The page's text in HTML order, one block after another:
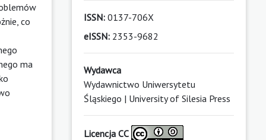
co
ma
ISSN:0137-706X
eISSN:2353-9682
Wydawca
Wydawnictwo Uniwersytetu
Śląskiego | University of Silesia Press
Licencja CC